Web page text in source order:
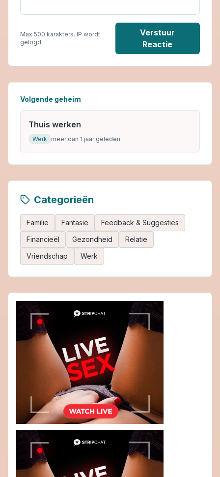
Max 500 karakters. IP wordt
gelogd.
Verstuur
Reactie
Volgende geheim
Thuis werken
Werk meer dan 1 jaar geleden
Categorieën
Familie Fantasie
Feedback & Suggesties
Financieël
Gezondheid
Relatie
Vriendschap
Werk